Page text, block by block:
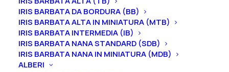
IRIS BARBATA DA BORDURA (BB)
IRIS BARBATA ALTA IN MINIATURA (MTB)
IRIS BARBATA INTERMEDIA (IB)
IRIS BARBATA NANA STANDARD (SDB)
IRIS BARBATA NANA IN MINIATURA (MDB)
ALBERI
47924 Rimini RN
Arte Natura
Via 4 Giugno, 66